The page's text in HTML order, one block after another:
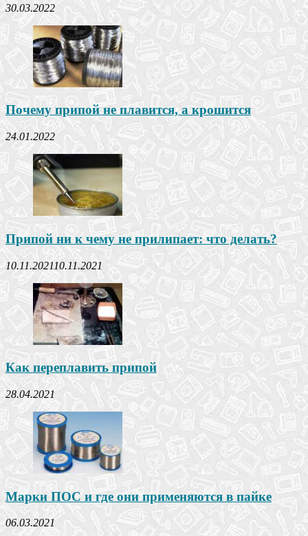
30.03.2022
Почему припой не плавится, а крошится
24.01.2022
Припой ни к чему не прилипает: что делать?
10.11.202110.11.2021
Как переплавить припой
28.04.2021
Марки ПОС и где они применяются в пайке
06.03.2021